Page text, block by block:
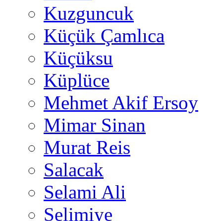
Kuzguncuk
Küçük Çamlıca
Küçüksu
Küplüce
Mehmet Akif Ersoy
Mimar Sinan
Murat Reis
Salacak
Selami Ali
Selimiye